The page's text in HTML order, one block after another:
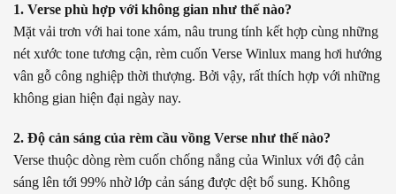
1. Verse phù hợp với không gian như thế nào?
Mặt vải trơn với hai tone xám, nâu trung tính kết hợp cùng những
nét xước tone tương cận, rèm cuốn Verse Winlux mang hơi hướng
vân gỗ công nghiệp thời thượng. Bởi vậy, rất thích hợp với những
không gian hiện đại ngày nay.
2. Độ cản sáng của rèm cầu vồng Verse như thế nào?
Verse thuộc dòng rèm cuốn chống nắng của Winlux với độ cản
sáng lên tới 99% nhờ lớp cản sáng được dệt bổ sung. Không